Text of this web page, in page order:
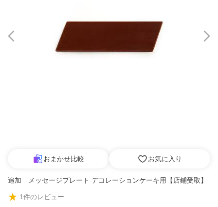
おまかせ比較 お気に入り
追加 メッセージプレート デコレーションケーキ用【店鋪受取】
1件のレビュー